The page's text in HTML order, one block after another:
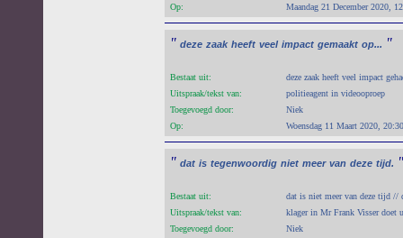
Op:
Maandag 21 December 2020,
" deze zaak heeft veel impact gemaakt op... "
Bestaat uit:
deze zaak heeft veel impact
Uitspraak/tekst van:
politieagent in videooproep
Toegevoegd door:
Niek
Op:
Woensdag 11 Maart 2020, 20:30
" dat is tegenwoordig niet meer van deze tijd. "
Bestaat uit:
dat is niet meer van deze tijd //
Uitspraak/tekst van:
klager in Mr Frank Visser doet
Toegevoegd door:
Niek